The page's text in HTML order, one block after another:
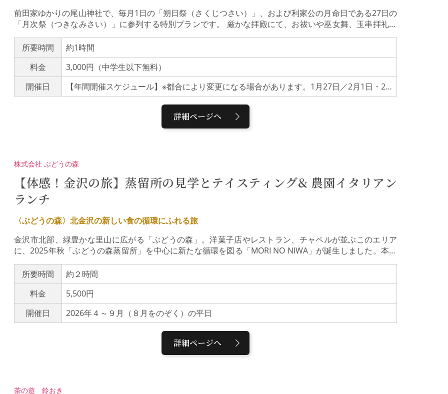
前田家ゆかりの尾山神社で、毎月1日の「朔日祭（さくじつさい）」、および利家公の月命日である27日の
「月次祭（つきなみさい）」に参列する特別プランです。 厳かな拝殿にて、お祓いや巫女舞、玉串拝礼、
直会（なおらい）を体験いただいた後、神職が境内の見どころを詳しくご案内いたします。加賀百万石の
歴史と伝統が息づく聖域で、心洗われるひとときを過ごしてみませんか。伝統神事への特別参拝（約20
分）通常一般のお客様は参拝できない、毎月1日の「朔日祭」または27日の「月次祭」の神事に参列し、お
祓い、巫女舞の奉納、玉串拝礼、そして神酒をいただく直会まで、一連の神事を本格的に体験いただけま
す。境内の特別案内（約30分）神職の解説とともに、境内の貴重な文化財を巡ります。明治8年に「万民そ
の美観を仰望して知らず知らずに参拝したくなる神門を」という合言葉のもと明治8年に創建された擬洋風
上格天井が美しい拝殿、現在復元中の金沢城二の丸御殿から移築された東神門、さらには前田家最後の作
庭といわれる「楽器の庭」と称される神苑まで、尾山神社の見どころを余すことなくご案内いたします。
想をいただいております。※最少催行人数5名に満たない場合は、境内の案内はいたしません。尾山神社加
賀藩祖・前田利家公と正室・お松の方を祀る由緒ある神社。和漢洋の様式が融合し、ギヤマンが輝く「神
門」は国の重要文化財に指定されています。拝殿は、金沢城内にあった旧金谷御殿を移築したもので、随
所に加賀文化の粋が凝らされています。夫婦円満や縁結び、必勝祈願の神として、国内外から多くの参拝
所要時間
約1時間
料金
3,000円（中学生以下無料）
開催日
【年間開催スケジュール】※都合により変更になる場合があります。1月27日／2月1日・27日／3月1日・27日／5月1日・27日／6月1日・27日／7月1日・27日／8月1日・27日／9月1日・27日／10月1日・27日／11月1日・27日／12月1日・27日
詳細ページへ
【体感！金沢の旅】蒸留所の見学とテイスティング& 農園イタリアン
ランチ
株式会社 ぶどうの森
〈ぶどうの森〉北金沢の新しい食の循環にふれる旅
金沢市北部、緑豊かな里山に広がる「ぶどうの森」。洋菓子店やレストラン、チャペルが並ぶこのエリア
に、2025年秋「ぶどうの森蒸留所」を中心に新たな循環を図る「MORI NO NIWA」が誕生しました。本ツ
アーでは、MORI NO NIWAの取り組みを間近で見学し、ぶどう棚に包まれた開放的な空間で、自社農園の
野菜や自家製ジビエソーセージを使った特別ランチをご堪能いただきます。心とお腹が満たされるひとと
きをお楽しみください。ぶどう園が守る、里山の豊かな営み。 以前は豊かな水田地帯だった周辺地域の荒
廃を防ぎ、環境を次世代へつなぐための「循環型農業」をめざしています。料理の一皿をイメージした円
形の農園「ラシェット」を散策すれば、蓮根畑や果樹林が織りなす四季折々の表情や、人と農、そして自
然が調和した美しい景色に出会えます。（ラシェットのご案内はこちらから）MORI NO NIWA「ぶどうの
リエでもある蒸留家がクラフトジンやトニックウォーターを製造しています。2025年に新設された「ぶど
うの森蒸留所」をいち早く見学。こだわりの一杯をテイスティングで味わい、北金沢の豊かな土地の恵み
所要時間
約２時間
料金
5,500円
開催日
2026年４～９月（８月をのぞく）の平日
詳細ページへ
茶の遊 鈴おき